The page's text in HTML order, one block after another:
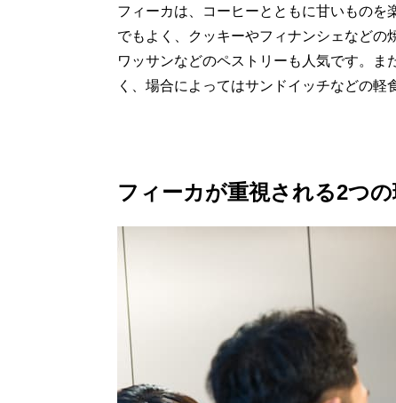
フィーカは、コーヒーとともに甘いもの
でもよく、クッキーやフィナンシェなどの
ワッサンなどのペストリーも人気です。
く、場合によってはサンドイッチなどの軽
フィーカが重視される2つの